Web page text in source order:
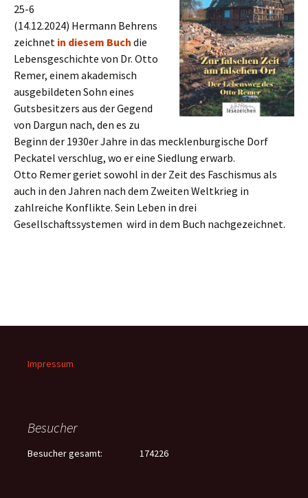
25-6
(14.12.2024) Hermann Behrens
zeichnet in diesem Buch die
Lebensgeschichte von Dr. Otto
Remer, einem akademisch
ausgebildeten Sohn eines
Gutsbesitzers aus der Gegend
von Dargun nach, den es zu
Beginn der 1930er Jahre in das mecklenburgische Dorf
Peckatel verschlug, wo er eine Siedlung erwarb.
Otto Remer geriet sowohl in der Zeit des Faschismus als
auch in den Jahren nach dem Zweiten Weltkrieg in
zahlreiche Konflikte. Sein Leben in drei
Gesellschaftssystemen wird in dem Buch nachgezeichnet.
Impressum
Besucher
174226
Besucher gesamt: